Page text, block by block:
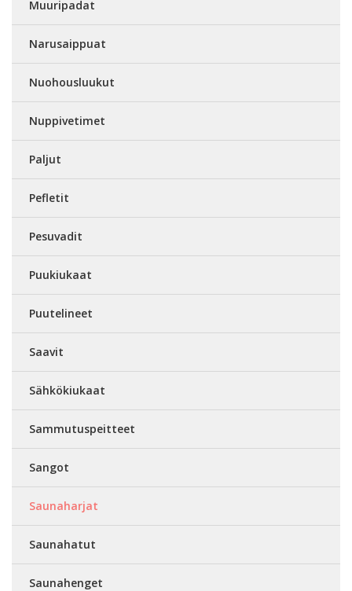
Muuripadat
Narusaippuat
Nuohousluukut
Nuppivetimet
Paljut
Pefletit
Pesuvadit
Puukiukaat
Puutelineet
Saavit
Sähkökiukaat
Sammutuspeitteet
Sangot
Saunaharjat
Saunahatut
Saunahenget